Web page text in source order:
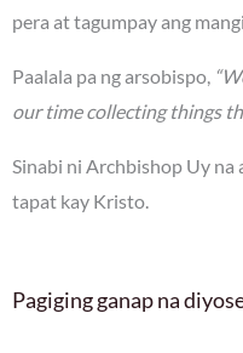
pera at tagumpay ang
Paalala pa ng arsobispo,
our time collecting things
Sinabi ni Archbishop Uy na
tapat kay Kristo.
Pagiging ganap na